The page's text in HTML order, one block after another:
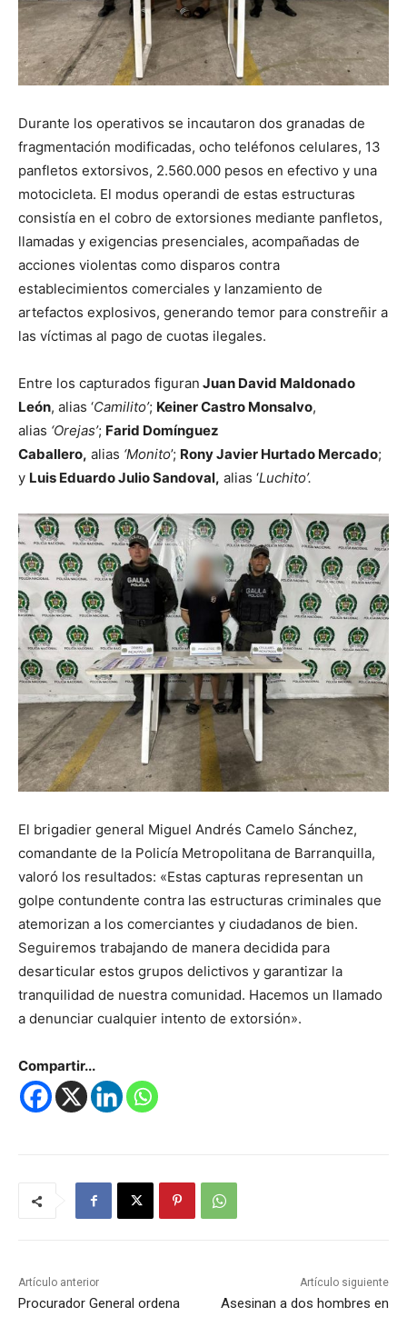
Durante los operativos se incautaron dos granadas de
fragmentación modificadas, ocho teléfonos celulares, 13
panfletos extorsivos, 2.560.000 pesos en efectivo y una
motocicleta. El modus operandi de estas estructuras
consistía en el cobro de extorsiones mediante panfletos,
llamadas y exigencias presenciales, acompañadas de
acciones violentas como disparos contra
establecimientos comerciales y lanzamiento de
artefactos explosivos, generando temor para constreñir a
las víctimas al pago de cuotas ilegales.
Entre los capturados figuran Juan David Maldonado
León, alias ‘Camilito’; Keiner Castro Monsalvo,
alias ‘Orejas’; Farid Domínguez
Caballero, alias ‘Monito’; Rony Javier Hurtado Mercado;
y Luis Eduardo Julio Sandoval, alias ‘Luchito’.
El brigadier general Miguel Andrés Camelo Sánchez,
comandante de la Policía Metropolitana de Barranquilla,
valoró los resultados: «Estas capturas representan un
golpe contundente contra las estructuras criminales que
atemorizan a los comerciantes y ciudadanos de bien.
Seguiremos trabajando de manera decidida para
desarticular estos grupos delictivos y garantizar la
tranquilidad de nuestra comunidad. Hacemos un llamado
a denunciar cualquier intento de extorsión».
Compartir...
Artículo anterior
Procurador General ordena
Artículo siguiente
Asesinan a dos hombres en